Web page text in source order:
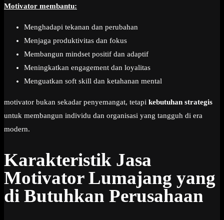
Motivator membantu:
Menghadapi tekanan dan perubahan
Menjaga produktivitas dan fokus
Membangun mindset positif dan adaptif
Meningkatkan engagement dan loyalitas
Menguatkan soft skill dan ketahanan mental
motivator bukan sekadar penyemangat, tetapi kebutuhan strategis
untuk membangun individu dan organisasi yang tangguh di era
modern.
Karakteristik Jasa
Motivator Lumajang yang
di Butuhkan Perusahaan